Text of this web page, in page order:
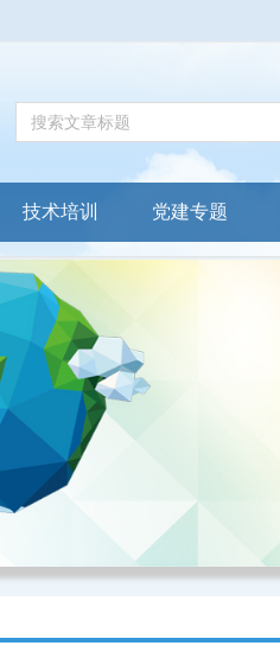
技术培训 党建专题